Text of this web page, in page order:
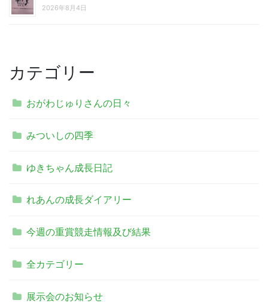
2026年8月4日
カテゴリー
おがわじゅりさんの日々
みついしの四季
ゆきちゃん成長日記
れあんの成長ダイアリー
今週の重賞競走情報及び結果
全カテゴリー
展示会のお知らせ